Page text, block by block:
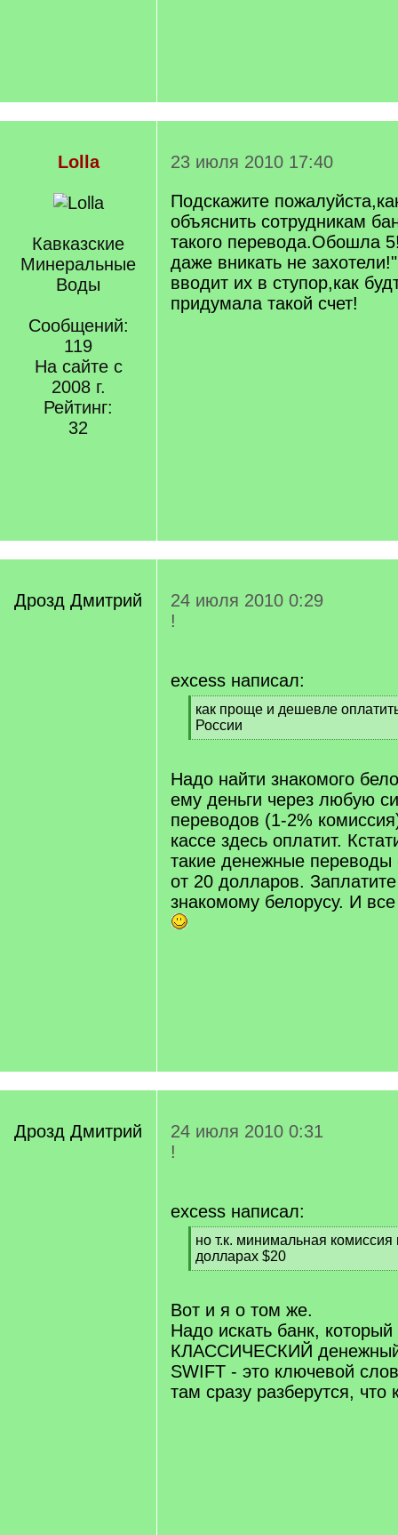
Lolla
Кавказские
Минеральные
Воды
Сообщений:
119
На сайте с
2008 г.
Рейтинг:
32
23 июля 2010 17:40
Подскажите
объяснить сотрудникам
такого перевода.Обошла
даже вникать не
вводит их в ступор,как
придумала такой счет!
Дрозд Дмитрий
24 июля 2010 0:29
!
excess написал:
[
q
]
как проще и дешевле
России
[
q
]
Надо найти знакомого
ему деньги через любую
переводов (1-2%
кассе здесь оплатит.
такие денежные переводы
от 20 долларов.
знакомому белорусу. И
Дрозд Дмитрий
24 июля 2010 0:31
!
excess написал:
[
q
]
но т.к. минимальная
долларах $20
[
q
]
Вот и я о том же.
Надо искать банк,
КЛАССИЧЕСКИЙ
SWIFT - это ключевой
там сразу разберутся, что